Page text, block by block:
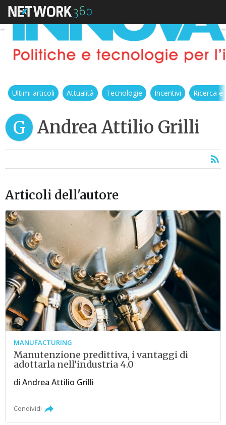
Ultimi articoli Attualità Tecnologie Incentivi Ricerca
G Andrea Attilio Grilli
Articoli dell'autore
MANUFACTURING
Manutenzione predittiva, i vantaggi di
adottarla nell’industria 4.0
diAndrea Attilio Grilli
Condividi